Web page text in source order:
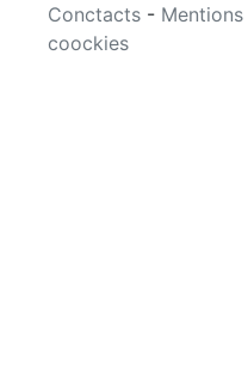
Conctacts -
coockies